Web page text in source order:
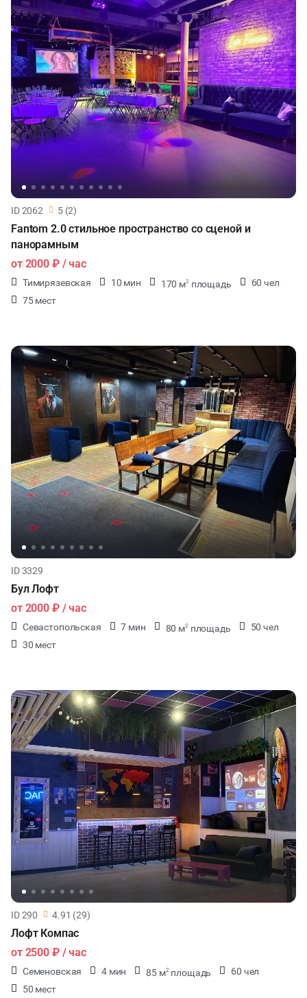
ID 2062 5 (2)
Fantom 2.0 стильное пространство со сценой и
панорамным
от 2000 ₽/ час
Тимирязевская 10 мин 170 м2 площадь
60 чел
75 мест
ID 3329
Бул Лофт
от 2000 ₽/ час
Севастопольская 7 мин 80 м2 площадь
50 чел
30 мест
ID 290 4.91 (29)
Лофт Компас
от 2500 ₽/ час
Семеновская 4 мин 85 м2 площадь
60 чел
50 мест